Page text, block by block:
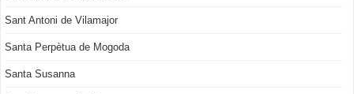
Sant Antoni de Vilamajor
Santa Perpètua de Mogoda
Santa Susanna